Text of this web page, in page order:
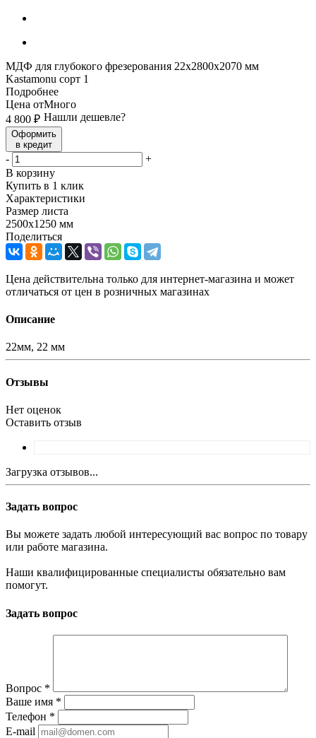
МДФ для глубокого фрезерования 22х2800х2070 мм
Kastamonu сорт 1
Подробнее
Цена от
4 800 ₽
Оформить
в кредит
Много
Нашли дешевле?
-
+
В корзину
Купить в 1 клик
Характеристики
Размер листа
2500х1250 мм
Поделиться
Цена действительна только для интернет-магазина и может
отличаться от цен в розничных магазинах
Описание
22мм, 22 мм
Отзывы
Нет оценок
Оставить отзыв
Загрузка отзывов...
Задать вопрос
Вы можете задать любой интересующий вас вопрос по товару
или работе магазина.
Наши квалифицированные специалисты обязательно вам
помогут.
Задать вопрос
Вопрос *
Ваше имя *
Телефон *
E-mail